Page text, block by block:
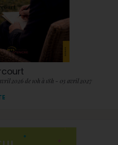
2026 de 10h à 18h - 03 avril 2027